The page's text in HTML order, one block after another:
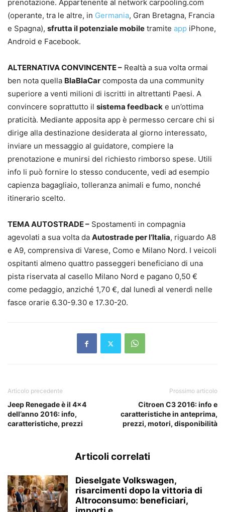
prenotazione. Appartenente al network carpooling.com
(operante, tra le altre, in Germania, Gran Bretagna, Francia
e Spagna), sfrutta il potenziale mobile tramite app iPhone,
Android e Facebook.
ALTERNATIVA CONVINCENTE – Realtà a sua volta ormai
ben nota quella BlaBlaCar composta da una community
superiore a venti milioni di iscritti in altrettanti Paesi. A
convincere soprattutto il sistema feedback e un’ottima
praticità. Mediante apposita app è permesso cercare chi si
dirige alla destinazione desiderata al giorno interessato,
inviare un messaggio al guidatore, compiere la
prenotazione e munirsi del richiesto rimborso spese. Utili
info li può fornire lo stesso conducente, vedi ad esempio
capienza bagagliaio, tolleranza animali e fumo, nonché
itinerario scelto.
TEMA AUTOSTRADE – Spostamenti in compagnia
agevolati a sua volta da Autostrade per l’Italia, riguardo A8
e A9, comprensiva di Varese, Como e Milano Nord. I veicoli
ospitanti almeno quattro passeggeri beneficiano di una
pista riservata al casello Milano Nord e pagano 0,50 €
come pedaggio, anziché 1,70 €, dal lunedì al venerdì nelle
fasce orarie 6.30-9.30 e 17.30-20.
Articolo precedente
Jeep Renegade è il 4×4
dell’anno 2016: info,
caratteristiche, prezzi
Prossimo articolo
Citroen C3 2016: info e
caratteristiche in anteprima,
prezzi, motori, disponibilità
Articoli correlati
Dieselgate Volkswagen,
risarcimenti dopo la vittoria di
Altroconsumo: beneficiari,